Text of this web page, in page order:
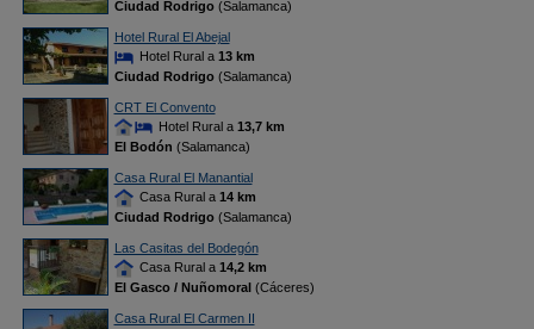
Ciudad Rodrigo(Salamanca)
Hotel Rural El Abejal
Hotel Rural a 13 km
Ciudad Rodrigo(Salamanca)
CRT El Convento
Hotel Rural a 13,7 km
El Bodón (Salamanca)
Casa Rural El Manantial
Casa Rural a 14 km
Ciudad Rodrigo(Salamanca)
Las Casitas del Bodegón
Casa Rural a 14,2 km
El Gasco / Nuñomoral(Cáceres)
Casa Rural El Carmen II